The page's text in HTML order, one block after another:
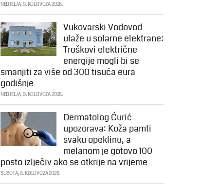
NEDJELJA, 9. KOLOVOZA 2026.
Vukovarski Vodovod
ulaže u solarne elektrane:
Troškovi električne
energije mogli bi se
smanjiti za više od 300 tisuća eura
godišnje
NEDJELJA, 9. KOLOVOZA 2026.
Dermatolog Ćurić
upozorava: Koža pamti
svaku opeklinu, a
melanom je gotovo 100
posto izlječiv ako se otkrije na vrijeme
SUBOTA, 8. KOLOVOZA 2026.